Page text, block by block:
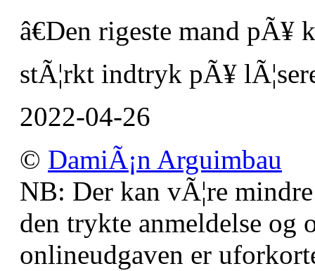
â€Den rigeste mand
stÃ¦rkt indtryk pÃ¥
2022-04-26
© DamiÃ¡n Arguimbau
NB: Der kan vÃ¦re
den trykte anmeldelse og
onlineudgaven er